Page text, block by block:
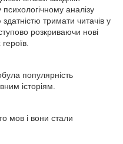
аналізу
тримати читачів у
розкриваючи нові
популярність
історіям.
мов і вони стали